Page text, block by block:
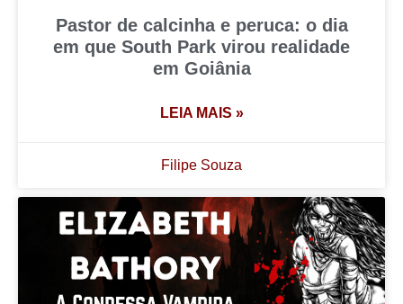
Pastor de calcinha e peruca: o dia
em que South Park virou realidade
em Goiânia
LEIA MAIS »
Filipe Souza